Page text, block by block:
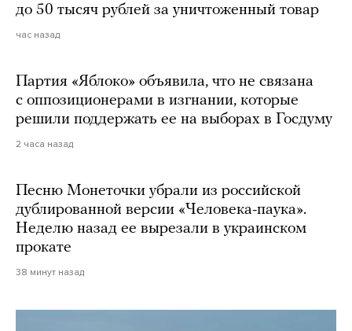
до 50 тысяч рублей за уничтоженный товар
час назад
Партия «Яблоко» объявила, что не связана
с оппозиционерами в изгнании, которые
решили поддержать ее на выборах в Госдуму
2 часа назад
Песню Монеточки убрали из российской
дублированной версии «Человека-паука».
Неделю назад ее вырезали в украинском
прокате
38 минут назад